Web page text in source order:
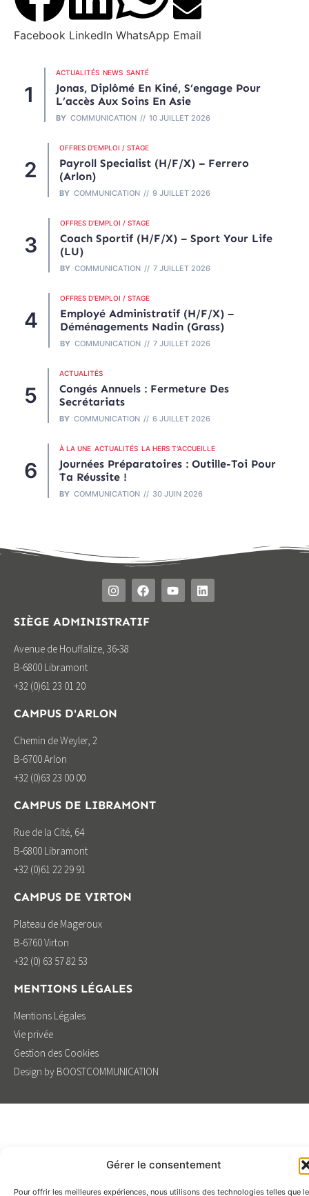
Gérer le consentement
Pour offrir les meilleures expériences, nous utilisons des technologies telles que
Facebook LinkedIn WhatsApp Email
ACTUALITÉS NEWS SANTÉ
Jonas, Diplômé En Kiné, S’engage Pour
L’accès Aux Soins En Asie
BY COMMUNICATION 10 JUILLET 2026
OFFRES D'EMPLOI / STAGE
Payroll Specialist (H/F/X) – Ferrero
(Arlon)
BY COMMUNICATION 9 JUILLET 2026
OFFRES D'EMPLOI / STAGE
Coach Sportif (H/F/X) – Sport Your Life
(LU)
BY COMMUNICATION 7 JUILLET 2026
OFFRES D'EMPLOI / STAGE
Employé Administratif (H/F/X) –
Déménagements Nadin (Grass)
BY COMMUNICATION 7 JUILLET 2026
ACTUALITÉS
Congés Annuels : Fermeture Des
Secrétariats
BY COMMUNICATION 6 JUILLET 2026
À LA UNE ACTUALITÉS LA HERS T'ACCUEILLE
Journées Préparatoires : Outille-Toi Pour
Ta Réussite !
BY COMMUNICATION 30 JUIN 2026
SIÈGE ADMINISTRATIF
Avenue de Houffalize, 36-38
B-6800 Libramont
+32 (0)61 23 01 20
CAMPUS D'ARLON
Chemin de Weyler, 2
B-6700 Arlon
+32 (0)63 23 00 00
CAMPUS DE LIBRAMONT
Rue de la Cité, 64
B-6800 Libramont
+32 (0)61 22 29 91
CAMPUS DE VIRTON
Plateau de Mageroux
B-6760 Virton
+32 (0) 63 57 82 53
MENTIONS LÉGALES
Mentions Légales
Vie privée
Gestion des Cookies
Design by BOOSTCOMMUNICATION